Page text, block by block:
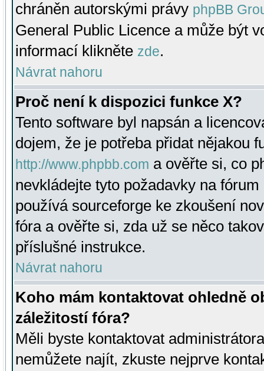
chráněn autorskými právy phpBB
General Public Licence a může být
informací klikněte zde.
Návrat nahoru
Proč není k dispozici funkce X?
Tento software byl napsán a
dojem, že je potřeba přidat nějakou
http://www.phpbb.com a ověřte si, co
nevkládejte tyto požadavky na
používá sourceforge ke zkoušení
fóra a ověřte si, zda už se něco
příslušné instrukce.
Návrat nahoru
Koho mám kontaktovat ohledně
záležitostí fóra?
Měli byste kontaktovat
nemůžete najít, zkuste nejprve